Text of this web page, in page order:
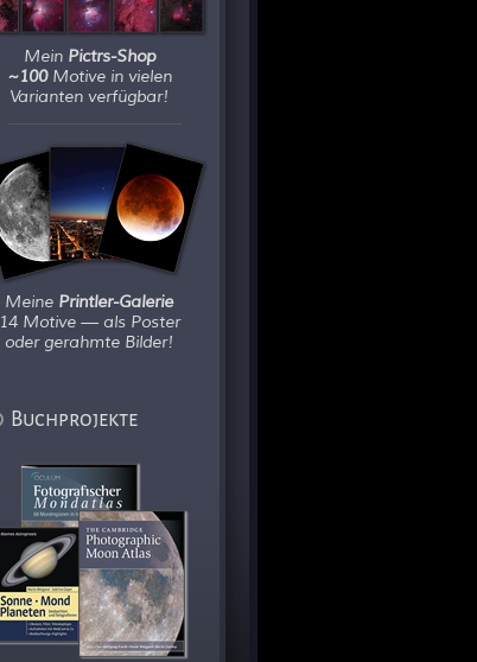
Mein Pictrs-Shop
~100Motive in vielen
Varianten verfügbar!
Meine Printler-Galerie
14 Motive — als Poster
oder gerahmte Bilder!
Buchprojekte